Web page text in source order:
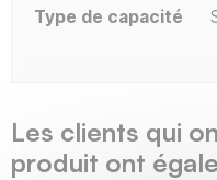
Type de capacité
Les clients qui
produit ont